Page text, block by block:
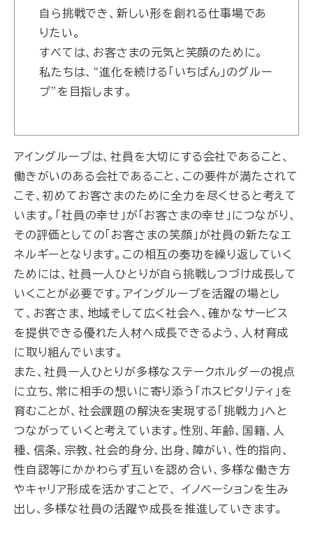
自ら挑戦でき、新しい形を創れる仕事場であ
りたい。
すべては、お客さまの元気と笑顔のために。
私たちは、“進化を続ける「いちばん」のグルー
プ”を目指します。
アイングループは、社員を大切にする会社であること、
働きがいのある会社であること、この要件が満たされて
こそ、初めてお客さまのために全力を尽くせると考えて
います。「社員の幸せ」が「お客さまの幸せ」につながり、
その評価としての「お客さまの笑顔」が社員の新たなエ
ネルギーとなります。この相互の奏功を繰り返していく
ためには、社員一人ひとりが自ら挑戦しつづけ成長して
いくことが必要です。アイングループを活躍の場とし
て、お客さま、地域そして広く社会へ、確かなサービス
を提供できる優れた人材へ成長できるよう、人材育成
に取り組んでいます。
また、社員一人ひとりが多様なステークホルダーの視点
に立ち、常に相手の想いに寄り添う「ホスピタリティ」を
育むことが、社会課題の解決を実現する「挑戦力」へと
つながっていくと考えています。性別、年齢、国籍、人
種、信条、宗教、社会的身分、出身、障がい、性的指向、
性自認等にかかわらず互いを認め合い、多様な働き方
やキャリア形成を活かすことで、 イノベーションを生み
出し、多様な社員の活躍や成長を推進していきます。